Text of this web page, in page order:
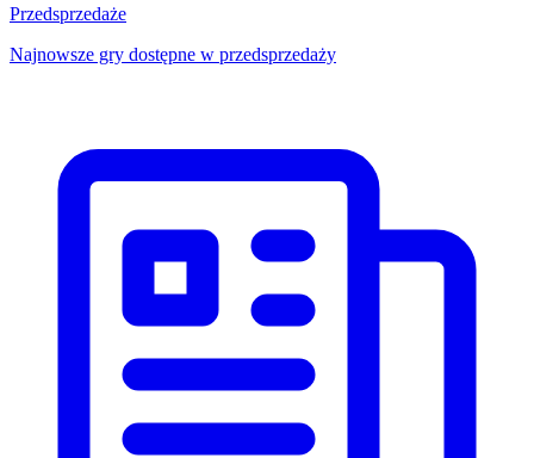
Przedsprzedaże
Najnowsze gry dostępne w przedsprzedaży